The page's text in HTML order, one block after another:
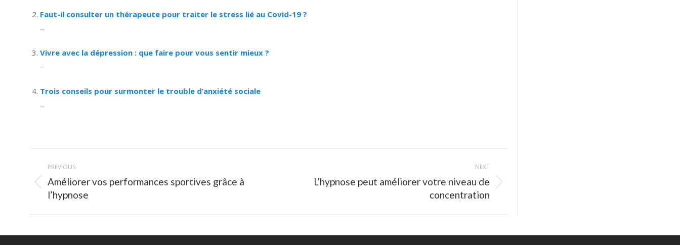
Faut-il consulter un thérapeute pour traiter le stress lié au Covid-19 ?
...
Vivre avec la dépression : que faire pour vous sentir mieux ?
...
Trois conseils pour surmonter le trouble d’anxiété sociale
...
navigation
PREVIOUS
Previous
post:
Améliorer vos performances sportives grâce à
l’hypnose
NEXT
L’hypnose peut améliorer votre niveau de
concentration